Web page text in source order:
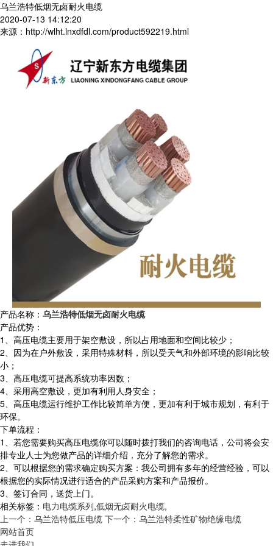
乌兰浩特低烟无卤耐火电缆
2020-07-13 14:12:20
来源：http://wlht.lnxdfdl.com/product592219.html
产品名称： 乌兰浩特低烟无卤耐火电缆
产品优势：
1、高压电缆主要用于架空敷设，所以占用地面和空间比较少；
2、因为在户外敷设，采用特殊材料，所以受天气和外部环境的影响比较
小；
3、高压电缆可提高系统功率因数；
4、采用高空敷设，更加有利用人身安全；
5、高压电缆运行维护工作比较简单方便，更加有利于城市规划，有利于
环保。
下单流程：
1、若您需要购买高压电缆你可以随时拨打我们的咨询电话，公司将会安
排专业人士为您做产品的详细介绍，充分了解您的需求。
2、可以根据您的需求确定购买方案：我公司拥有多年的经营经验，可以
根据您的实际情况进行适合的产品采购方案和产品报价。
3、签订合同，送货上门。
相关标签： 电力电缆系列,低烟无卤耐火电缆,
上一个：乌兰浩特低压电缆 下一个：乌兰浩特柔性矿物绝缘电缆
网站首页